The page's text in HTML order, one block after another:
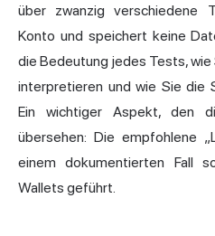
über zwanzig verschiedene
Konto und speichert keine
die Bedeutung jedes Tests,
interpretieren und wie Sie die
Ein wichtiger Aspekt, den
übersehen: Die empfohlene
einem dokumentierten Fall
Wallets geführt.